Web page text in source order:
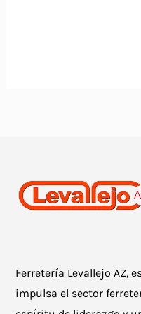
Ferretería Levallejo AZ,
impulsa el sector